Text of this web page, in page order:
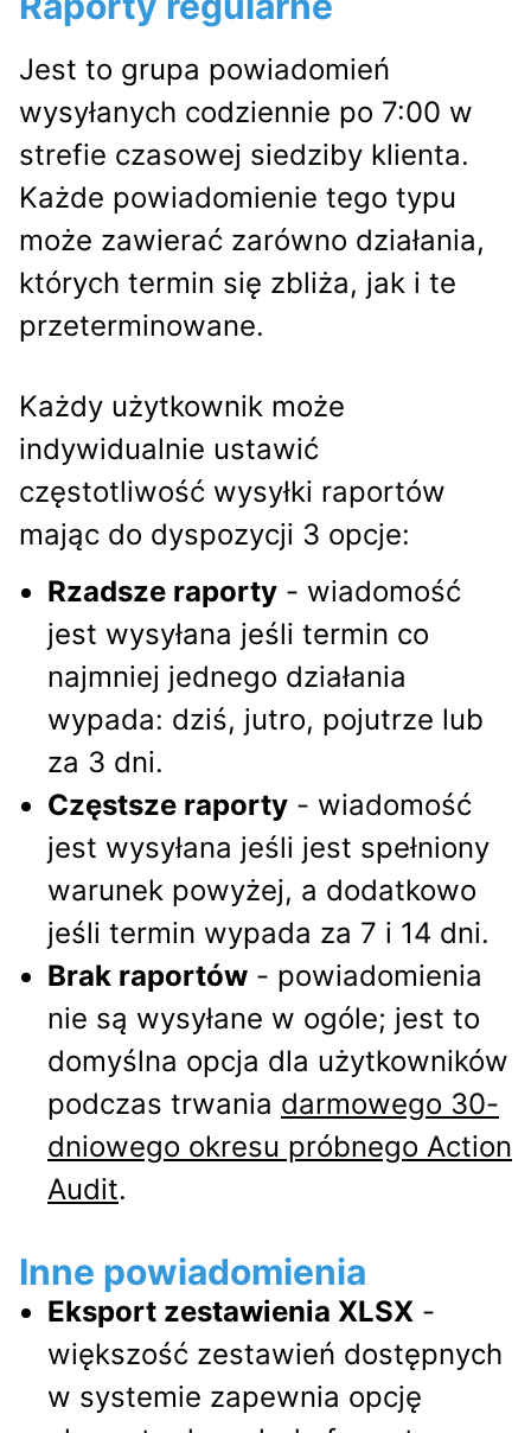
Jest to grupa powiadomień
wysyłanych codziennie po 7:00 w
strefie czasowej siedziby klienta.
Każde powiadomienie tego typu
może zawierać zarówno działania,
których termin się zbliża, jak i te
przeterminowane.
Każdy użytkownik może
indywidualnie ustawić
częstotliwość wysyłki raportów
mając do dyspozycji 3 opcje:
Rzadsze raporty - wiadomość
jest wysyłana jeśli termin co
najmniej jednego działania
wypada: dziś, jutro, pojutrze lub
za 3 dni.
Częstsze raporty - wiadomość
jest wysyłana jeśli jest spełniony
warunek powyżej, a dodatkowo
jeśli termin wypada za 7 i 14 dni.
Brak raportów - powiadomienia
nie są wysyłane w ogóle; jest to
domyślna opcja dla użytkowników
podczas trwania darmowego 30-
dniowego okresu próbnego Action
Audit.
Inne powiadomienia
Eksport zestawienia XLSX -
większość zestawień dostępnych
w systemie zapewnia opcję